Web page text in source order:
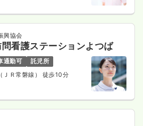
日 4週8休以上
オンコールあり
円以上可
詳細を見る
興協会
看護ステーションよつば
通勤可
託児所
ＪＲ常磐線） 徒歩10分